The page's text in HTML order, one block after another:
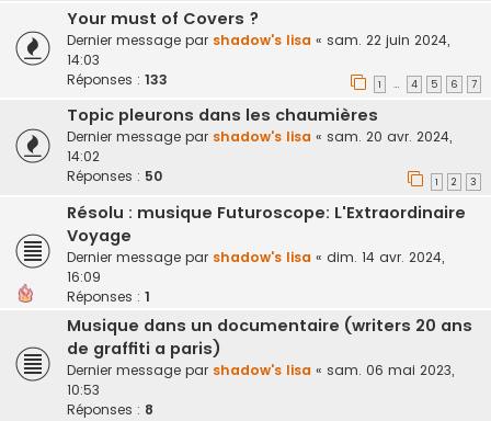
Your must of Covers ?
Dernier message par shadow's lisa « sam. 22 juin 2024,
14:03
Réponses : 133 1 … 4 5 6 7
Topic pleurons dans les chaumières
Dernier message par shadow's lisa « sam. 20 avr. 2024,
14:02
Réponses : 50 1 2 3
Résolu : musique Futuroscope: L'Extraordinaire
Voyage
Dernier message par shadow's lisa « dim. 14 avr. 2024,
16:09
Réponses : 1
Musique dans un documentaire (writers 20 ans
de graffiti a paris)
Dernier message par shadow's lisa « sam. 06 mai 2023,
10:53
Réponses : 8